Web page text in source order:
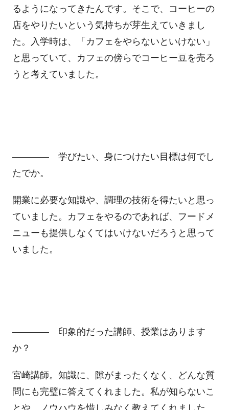
るようになってきたんです。そこで、コーヒーの
店をやりたいという気持ちが芽生えていきまし
た。入学時は、「カフェをやらないといけない」
と思っていて、カフェの傍らでコーヒー豆を売ろ
うと考えていました。
―――― 学びたい、身につけたい目標は何でし
たでか。
開業に必要な知識や、調理の技術を得たいと思っ
ていました。カフェをやるのであれば、フードメ
ニューも提供しなくてはいけないだろうと思って
いました。
―――― 印象的だった講師、授業はあります
か？
宮崎講師。知識に、隙がまったくなく、どんな質
問にも完璧に答えてくれました。私が知らないこ